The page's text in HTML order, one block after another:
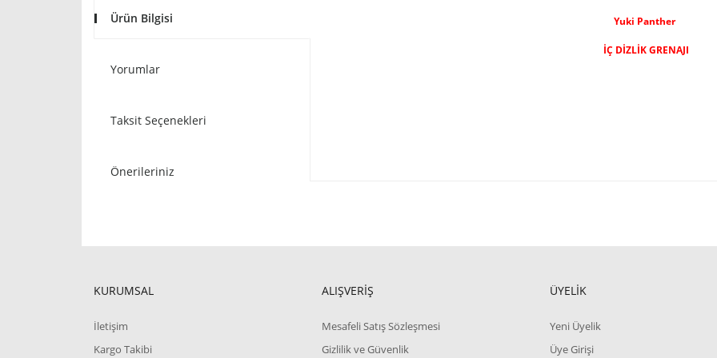
Ürün Bilgisi
Yorumlar
Taksit Seçenekleri
Önerileriniz
Yuki Panther
İÇ DİZLİK GRENAJI
KURUMSAL
İletişim
Kargo Takibi
ALIŞVERİŞ
Mesafeli Satış Sözleşmesi
Gizlilik ve Güvenlik
ÜYELİK
Yeni Üyelik
Üye Girişi